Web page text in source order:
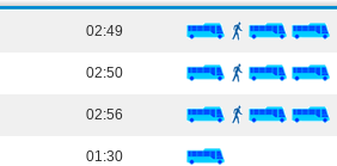
02:49
02:50
02:56
01:30